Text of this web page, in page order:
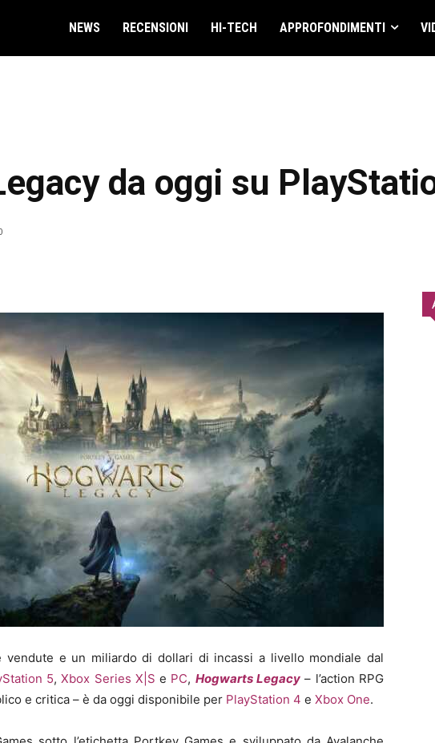
NEWS RECENSIONI HI-TECH APPROFONDIMENTI
da oggi su
e un miliardo di dollari di incassi a livello mondiale dal
5,Xbox Series X|S e PC, Hogwarts Legacy – l’action RPG
e critica – è da oggi disponibile per PlayStation 4 e Xbox One.